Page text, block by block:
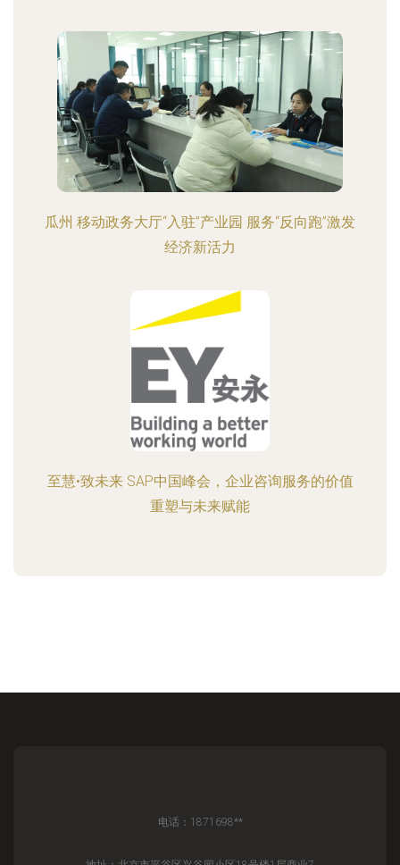
瓜州 移动政务大厅“入驻”产业园 服务“反向跑”激发
经济新活力
至慧•致未来 SAP中国峰会，企业咨询服务的价值
重塑与未来赋能
电话：1871698**